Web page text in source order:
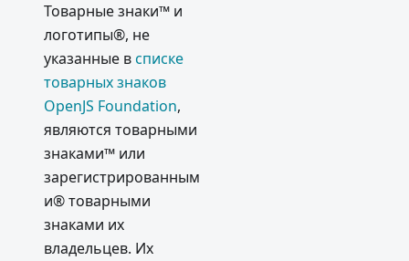
Товарные знаки™ и
логотипы®, не
указанные всписке
товарных знаков
OpenJS Foundation,
являются товарными
знаками™ или
зарегистрированным
и® товарными
знаками их
владельцев. Их